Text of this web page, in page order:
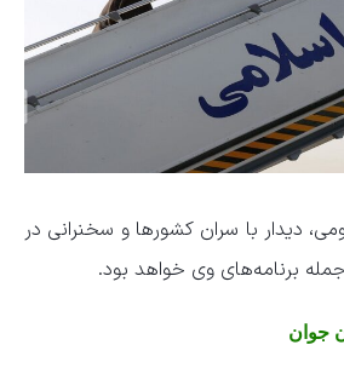
دیدار با سران کشورها و سخنرانی در
جمله برنامه‌های وی خواهد بود.
جوان